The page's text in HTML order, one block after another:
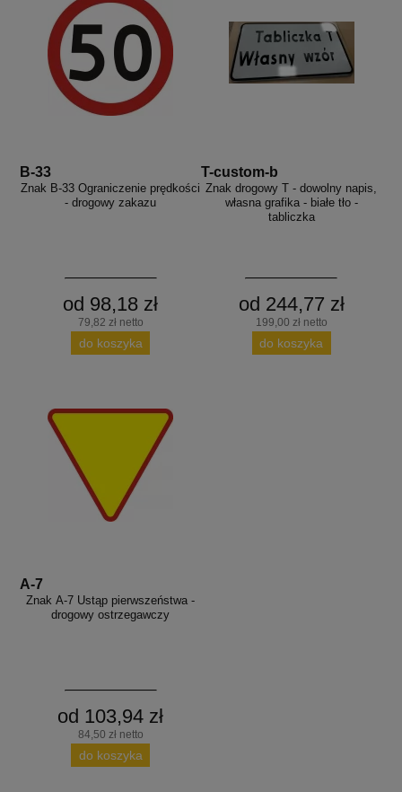
B-33
Znak B-33 Ograniczenie prędkości
- drogowy zakazu
od 98,18 zł
79,82 zł netto
do koszyka
T-custom-b
Znak drogowy T - dowolny napis,
własna grafika - białe tło -
tabliczka
od 244,77 zł
199,00 zł netto
do koszyka
A-7
Znak A-7 Ustąp pierwszeństwa -
drogowy ostrzegawczy
od 103,94 zł
84,50 zł netto
do koszyka